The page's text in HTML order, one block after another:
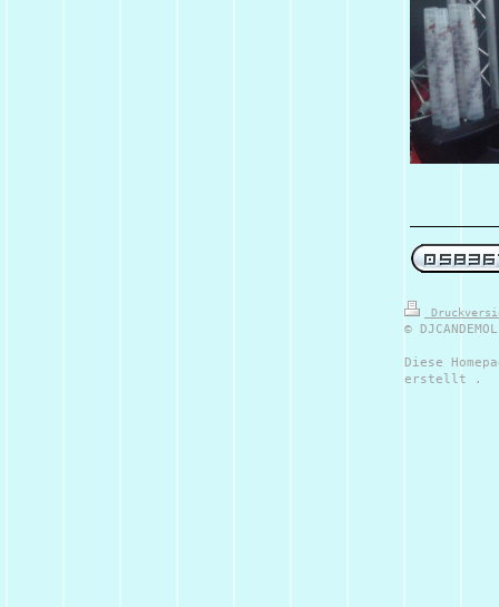
©
Diese
erstellt .